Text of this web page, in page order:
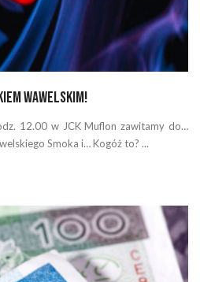
Wawelskim!
12.00 w JCK Muflon zawitamy do…
Smoka i… Kogóż to? ...